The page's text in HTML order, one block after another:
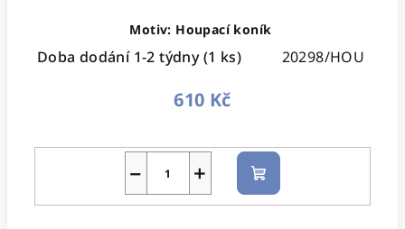
Motiv: Houpací koník
Doba dodání 1-2 týdny(1 ks) 20298/HOU
610 Kč
+
− Do
košíku